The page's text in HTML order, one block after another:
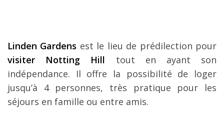
Linden Gardens est le lieu de prédilection pour
visiter Notting Hill tout en ayant son
indépendance. Il offre la possibilité de loger
jusqu’à 4 personnes, très pratique pour les
séjours en famille ou entre amis.